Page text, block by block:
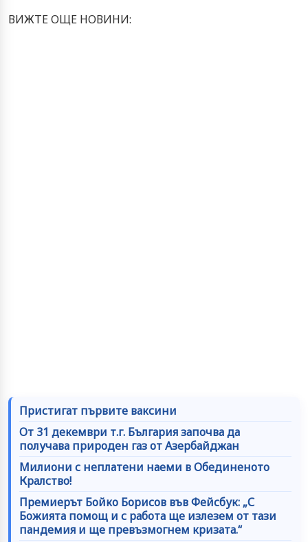
ВИЖТЕ ОЩЕ НОВИНИ:
Пристигат първите ваксини
От 31 декември т.г. България започва да
получава природен газ от Азербайджан
Милиони с неплатени наеми в Обединеното
Кралство!
Премиерът Бойко Борисов във Фейсбук: „С
Божията помощ и с работа ще излезем от тази
пандемия и ще превъзмогнем кризата.“